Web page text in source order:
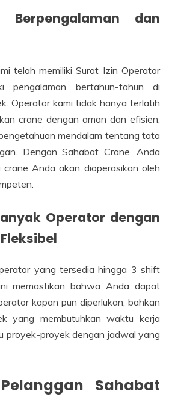
Berpengalaman dan
telah memiliki Surat Izin Operator
pengalaman bertahun-tahun di
Operator kami tidak hanya terlatih
crane dengan aman dan efisien,
mendalam tentang tata
Dengan Sahabat Crane, Anda
Anda akan dioperasikan oleh
Operator dengan
yang tersedia hingga 3 shift
memastikan bahwa Anda dapat
kapan pun diperlukan, bahkan
yang membutuhkan waktu kerja
proyek-proyek dengan jadwal yang
Sahabat